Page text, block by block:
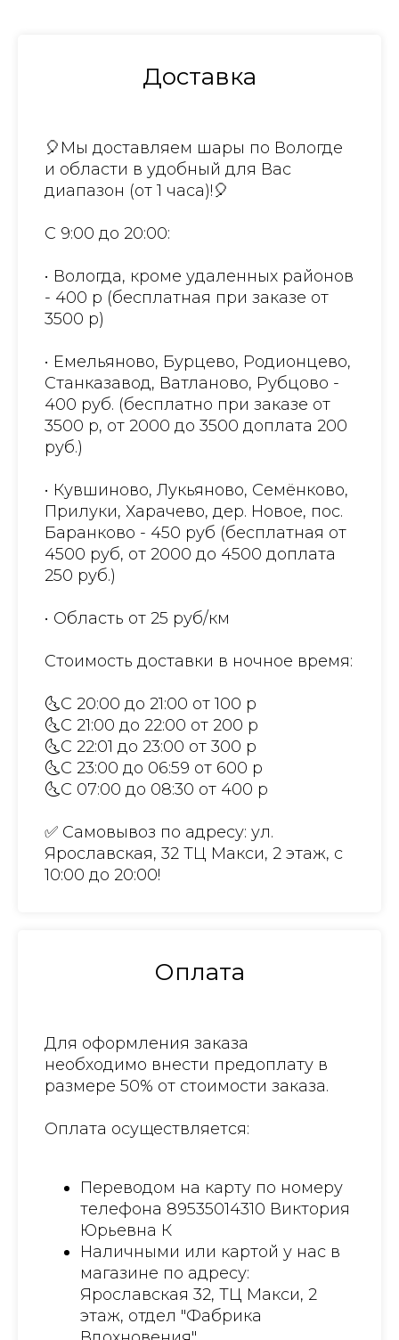
Доставка
🎈Мы доставляем шары по Вологде
и области в удобный для Вас
диапазон (от 1 часа)!🎈
С 9:00 до 20:00:
• Вологда, кроме удаленных районов
- 400 р (бесплатная при заказе от
3500 р)
• Емельяново, Бурцево, Родионцево,
Станказавод, Ватланово, Рубцово -
400 руб. (бесплатно при заказе от
3500 р, от 2000 до 3500 доплата 200
руб.)
• Кувшиново, Лукьяново, Семёнково,
Прилуки, Харачево, дер. Новое, пос.
Баранково - 450 руб (бесплатная от
4500 руб, от 2000 до 4500 доплата
250 руб.)
• Область от 25 руб/км
Стоимость доставки в ночное время:
🌜С 20:00 до 21:00 от 100 р
🌜С 21:00 до 22:00 от 200 р
🌜С 22:01 до 23:00 от 300 р
🌜С 23:00 до 06:59 от 600 р
🌜С 07:00 до 08:30 от 400 р
✅ Самовывоз по адресу: ул.
Ярославская, 32 ТЦ Макси, 2 этаж, с
10:00 до 20:00!
Оплата
Для оформления заказа
необходимо внести предоплату в
размере 50% от стоимости заказа.
Оплата осуществляется:
Переводом на карту по номеру
телефона 89535014310 Виктория
Юрьевна К
Наличными или картой у нас в
магазине по адресу:
Ярославская 32, ТЦ Макси, 2
этаж, отдел "Фабрика